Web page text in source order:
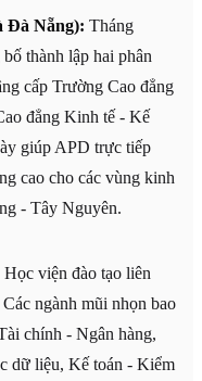
Đà Nẵng): Tháng
thành lập hai phân
cấp Trường Cao đẳng
đẳng Kinh tế - Kế
giúp APD trực tiếp
cao cho các vùng kinh
- Tây Nguyên.
Học viện đào tạo liên
ngành mũi nhọn bao
chính - Ngân hàng,
dữ liệu, Kế toán - Kiểm